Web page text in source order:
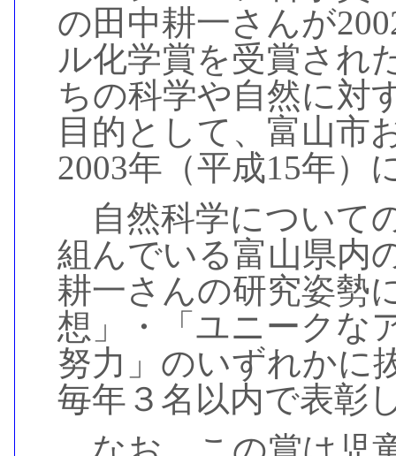
の田中耕一さんが
ル化学賞を受賞され
ちの科学や自然に対
目的として、富山市
2003年（平成15年）
自然科学について
組んでいる富山県内
耕一さんの研究姿勢
想」・「ユニークな
努力」のいずれかに
毎年３名以内で表彰